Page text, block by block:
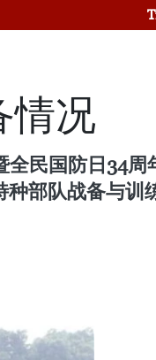
情况
民国防日34周
部队战备与训